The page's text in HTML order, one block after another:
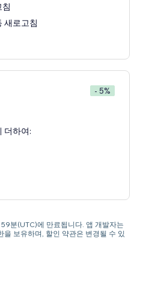
새로고침
- 5%
더하여:
분(UTC)에 만료됩니다. 앱 개발자는
보유하며, 할인 약관은 변경될 수 있